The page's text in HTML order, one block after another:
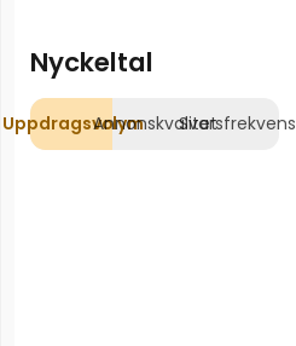
Nyckeltal
UppdragsvolymAnnonskvalitetSvarsfrekvens